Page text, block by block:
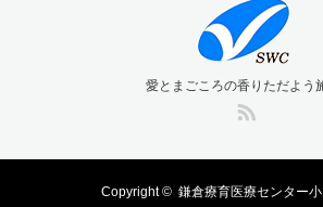
愛とまごころの香りただよう
Copyright © 鎌倉療育医療センター